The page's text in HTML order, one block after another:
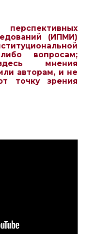
(ИПМИ)
вопросам;
мнения
авторам, и не
точку зрения